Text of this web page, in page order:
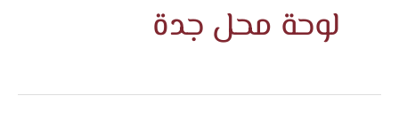
لوحة محل جدة